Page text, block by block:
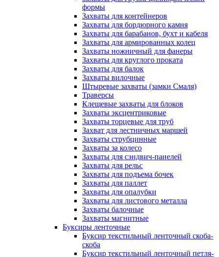
формы
Захваты для контейнеров
Захваты для бордюрного камня
Захваты для барабанов, бухт и кабеля
Захваты для армированных колец
Захваты ножничный для фанеры
Захваты для круглого проката
Захваты для балок
Захваты вилочные
Штыревые захваты (замки Смаля)
Траверсы
Клещевые захваты для блоков
Захваты эксцентриковые
Захваты торцевые для труб
Захват для лестничных маршей
Захваты струбцинные
Захваты за колесо
Захваты для сэндвич-панелей
Захваты для рельс
Захваты для подъема бочек
Захваты для паллет
Захваты для опалубки
Захваты для листового металла
Захваты балочные
Захваты магнитные
Буксиры ленточные
Буксир текстильный ленточный скоба-
скоба
Буксир текстильный ленточный петля-